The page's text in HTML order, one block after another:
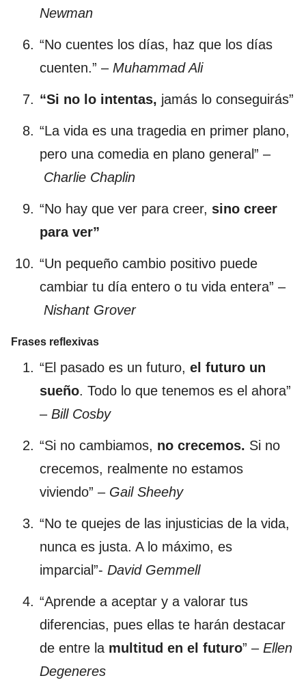
Newman
“No cuentes los días, haz que los días
cuenten.” – Muhammad Ali
“Si no lo intentas, jamás lo conseguirás”
“La vida es una tragedia en primer plano,
pero una comedia en plano general” –
Charlie Chaplin
“No hay que ver para creer, sino creer
para ver”
“Un pequeño cambio positivo puede
cambiar tu día entero o tu vida entera” –
Nishant Grover
Frases reflexivas
“El pasado es un futuro, el futuro un
sueño. Todo lo que tenemos es el ahora”
– Bill Cosby
“Si no cambiamos, no crecemos. Si no
crecemos, realmente no estamos
viviendo” – Gail Sheehy
“No te quejes de las injusticias de la vida,
nunca es justa. A lo máximo, es
imparcial”- David Gemmell
“Aprende a aceptar y a valorar tus
diferencias, pues ellas te harán destacar
de entre la multitud en el futuro” – Ellen
Degeneres